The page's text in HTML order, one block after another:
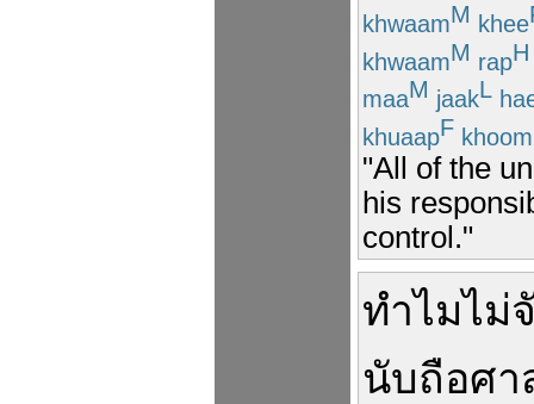
khwaamM khee
khwaamM rapH
maaM jaakL
khuaapF khoom
"All of the
his
control."
ทำไมไม่
นับถือศา